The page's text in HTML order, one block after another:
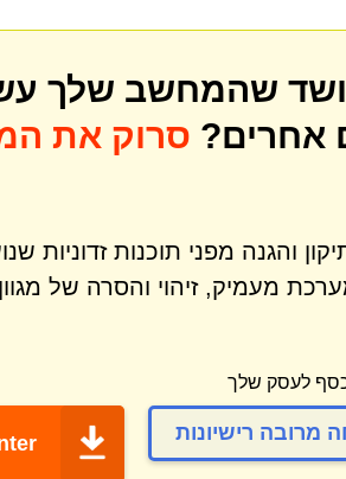
שהמחשב שלך
אחרים? סרוק את
מעמיק, זיהוי והסרה של
מרובה רישיונות